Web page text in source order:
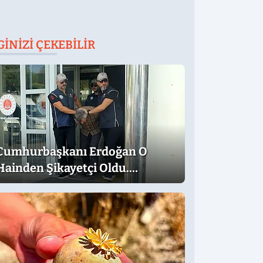
ÇEKEBILIR
Erdoğan O
Şikayetçi Oldu.
Dikkat Çeken İfadeler